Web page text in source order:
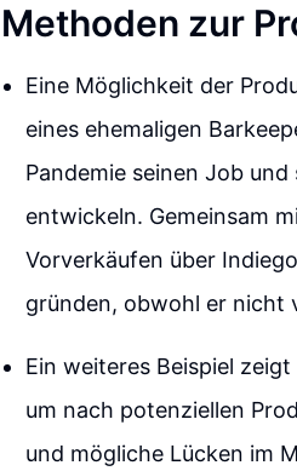
Methoden zur
Eine Möglichkeit der
eines ehemaligen
Pandemie seinen Job
entwickeln. Gemeinsam
Vorverkäufen über
gründen, obwohl er nicht
Ein weiteres Beispiel
um nach potenziellen
und mögliche Lücken im